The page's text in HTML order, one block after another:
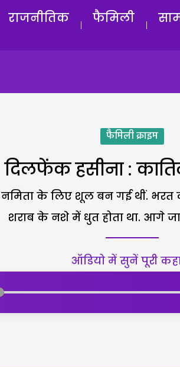
राजनीतिक फैमिली
फैमिली क्राइम
दिलफेंक हसीना :
के लिए शूल बन गई थीं. भरत
शराब के नशे में धुत होता था. आगे
ऑडियो में सुनें पूरी